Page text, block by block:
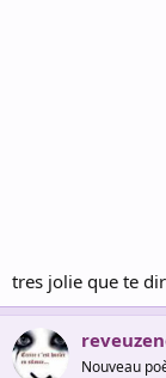
tres jolie que te
Nouveau